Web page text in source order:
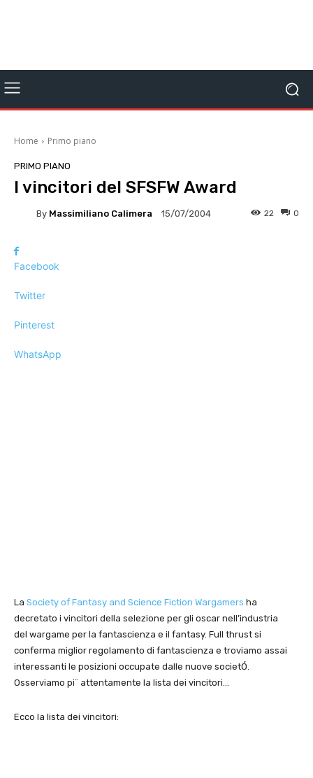
Home Primo piano
PRIMO PIANO
I vincitori del SFSFW Award
By Massimiliano Calimera 15/07/2004 0
22
Facebook
Twitter
Pinterest
WhatsApp
La Society of Fantasy and Science Fiction Wargamers ha
decretato i vincitori della selezione per gli oscar nell’industria
del wargame per la fantascienza e il fantasy. Full thrust si
conferma miglior regolamento di fantascienza e troviamo assai
interessanti le posizioni occupate dalle nuove societÓ.
Osserviamo pi¨ attentamente la lista dei vincitori…
Ecco la lista dei vincitori: